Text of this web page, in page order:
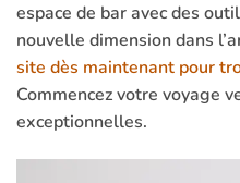
espace de bar avec des
nouvelle dimension dans
site dès maintenant pour
Commencez votre voyage
exceptionnelles.